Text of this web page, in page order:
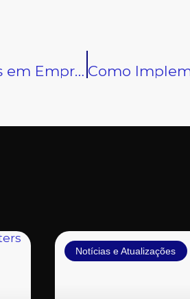
Tecnologias Avançadas em Empresas de Tratamento de Efluentes Industriais
Notícias e Atualizações